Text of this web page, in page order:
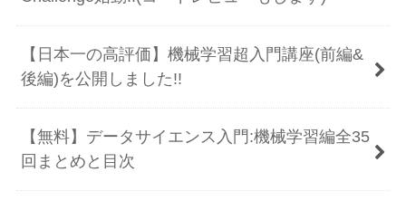
【日本一の高評価】機械学習超入門講座(前編&
後編)を公開しました!!
【無料】データサイエンス入門:機械学習編全35
回まとめと目次